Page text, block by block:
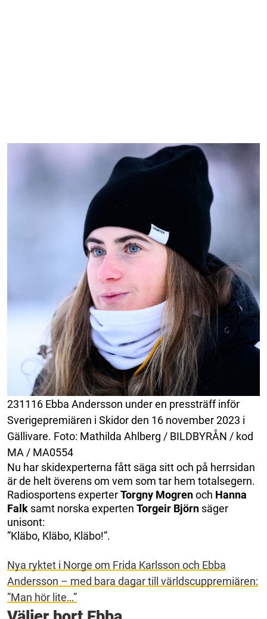
231116 Ebba Andersson under en pressträff inför
Sverigepremiären i Skidor den 16 november 2023 i
Gällivare. Foto: Mathilda Ahlberg / BILDBYRÅN / kod
MA / MA0554
Nu har skidexperterna fått säga sitt och på herrsidan
är de helt överens om vem som tar hem totalsegern.
Radiosportens experterTorgny Mogrenoch Hanna
Falk samt norska experten Torgeir Björn säger
unisont:
”Kläbo, Kläbo, Kläbo!”.
Nya ryktet i Norge om Frida Karlsson och Ebba
Andersson – med bara dagar till världscuppremiären:
”Man hör lite…”